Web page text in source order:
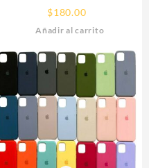
GLITTER FRAME
RHINOGLASS
$180.00
Añadir al carrito